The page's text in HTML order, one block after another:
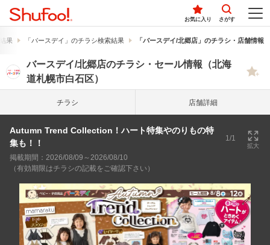
お気に入り さがす
果 「バースデイ」のチラシ検索結果 「バースデイ/北郷店」のチラシ・店舗情報
バースデイ/北郷店のチラシ・セール情報（北海
道札幌市白石区）
チラシ 店舗詳細
Autumn Trend Collection！ハート特集やのりもの特
集も！！
1/1
拡大
掲載期間：2026/08/09～2026/08/10
（有効期限はチラシの記載をご確認下さい）